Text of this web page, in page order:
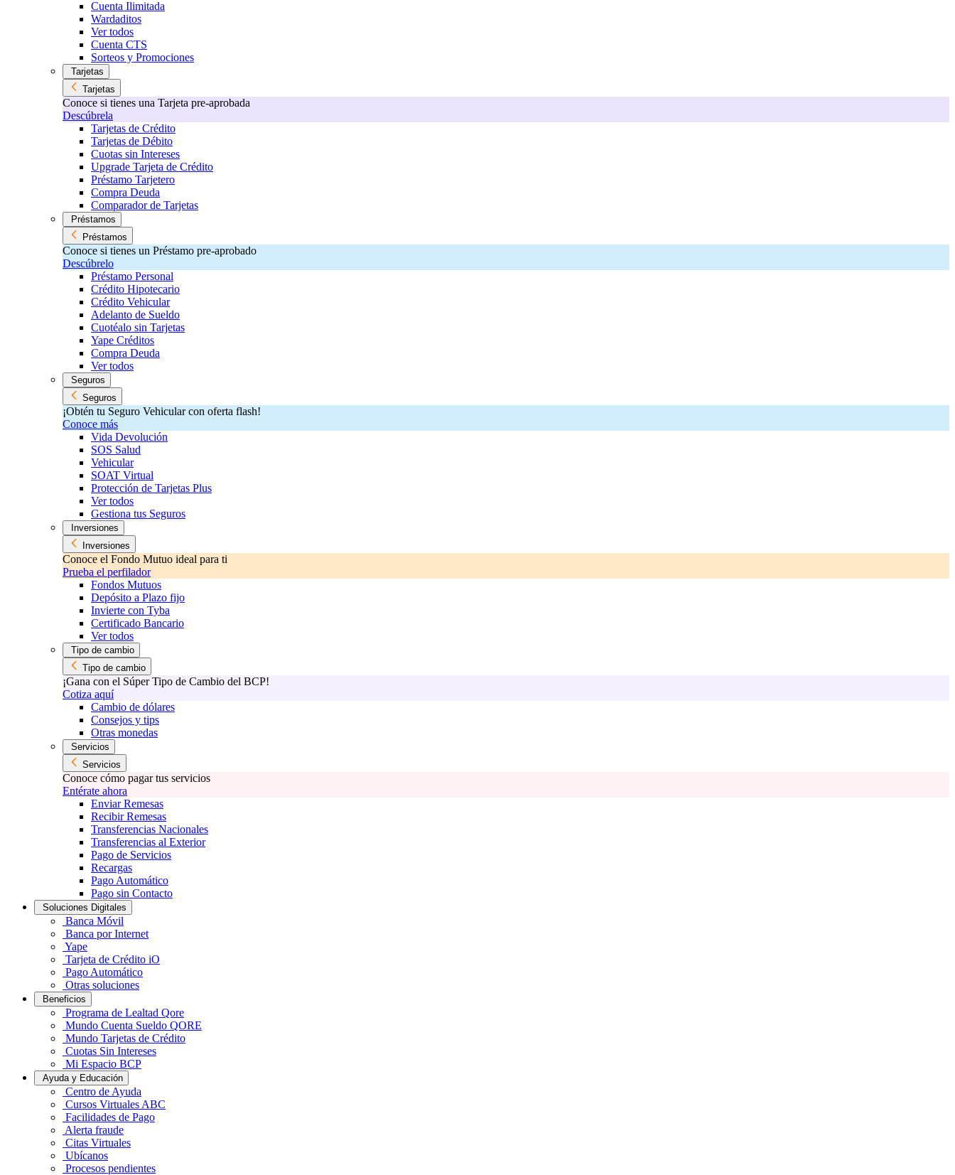
Cuenta Ilimitada
Wardaditos
Ver todos
Cuenta CTS
Sorteos y Promociones
Tarjetas
Tarjetas
Conoce si tienes una Tarjeta pre-aprobada
Descúbrela
Tarjetas de Crédito
Tarjetas de Débito
Cuotas sin Intereses
Upgrade Tarjeta de Crédito
Préstamo Tarjetero
Compra Deuda
Comparador de Tarjetas
Préstamos
Préstamos
Conoce si tienes un Préstamo pre-aprobado
Descúbrelo
Préstamo Personal
Crédito Hipotecario
Crédito Vehicular
Adelanto de Sueldo
Cuotéalo sin Tarjetas
Yape Créditos
Compra Deuda
Ver todos
Seguros
Seguros
¡Obtén tu Seguro Vehicular con oferta flash!
Conoce más
Vida Devolución
SOS Salud
Vehicular
SOAT Virtual
Protección de Tarjetas Plus
Ver todos
Gestiona tus Seguros
Inversiones
Inversiones
Conoce el Fondo Mutuo ideal para ti
Prueba el perfilador
Fondos Mutuos
Depósito a Plazo fijo
Invierte con Tyba
Certificado Bancario
Ver todos
Tipo de cambio
Tipo de cambio
¡Gana con el Súper Tipo de Cambio del BCP!
Cotiza aquí
Cambio de dólares
Consejos y tips
Otras monedas
Servicios
Servicios
Conoce cómo pagar tus servicios
Entérate ahora
Enviar Remesas
Recibir Remesas
Transferencias Nacionales
Transferencias al Exterior
Pago de Servicios
Recargas
Pago Automático
Pago sin Contacto
Soluciones Digitales
Banca Móvil
Banca por Internet
Yape
Tarjeta de Crédito iO
Pago Automático
Otras soluciones
Beneficios
Programa de Lealtad Qore
Mundo Cuenta Sueldo QORE
Mundo Tarjetas de Crédito
Cuotas Sin Intereses
Mi Espacio BCP
Ayuda y Educación
Centro de Ayuda
Cursos Virtuales ABC
Facilidades de Pago
Alerta fraude
Citas Virtuales
Ubícanos
Procesos pendientes